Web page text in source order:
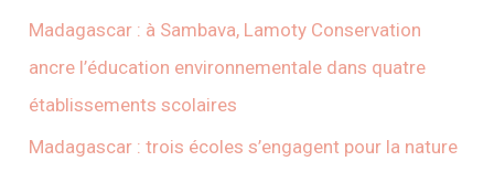
Madagascar : à Sambava, Lamoty Conservation
ancre l’éducation environnementale dans quatre
établissements scolaires
Madagascar : trois écoles s’engagent pour la nature